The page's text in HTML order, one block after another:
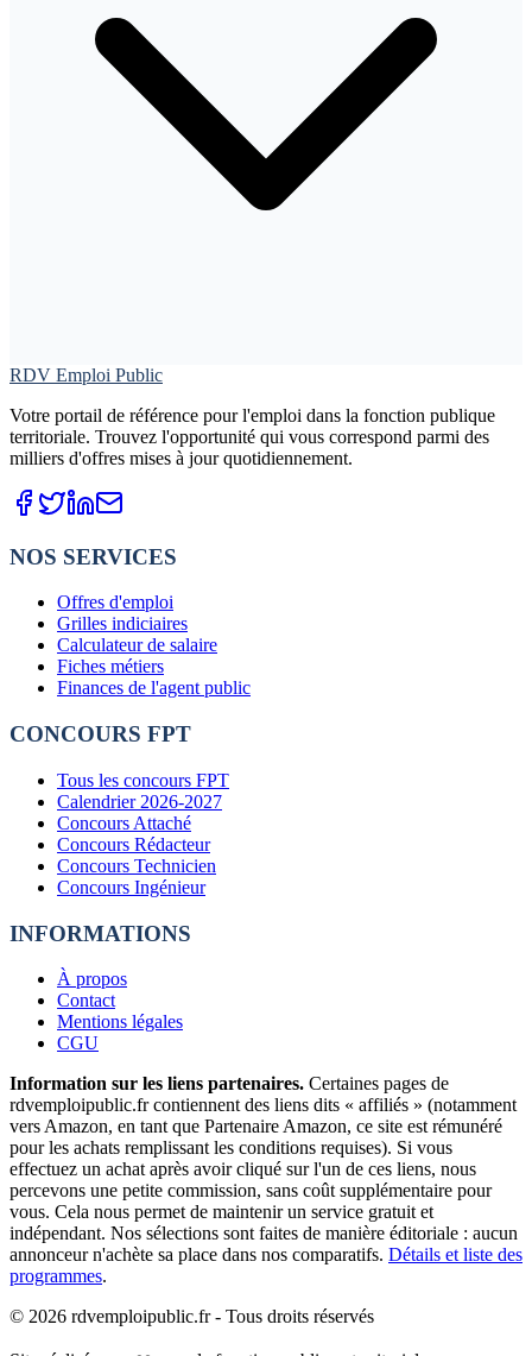
RDV Emploi Public
Votre portail de référence pour l'emploi dans la fonction publique
territoriale. Trouvez l'opportunité qui vous correspond parmi des
milliers d'offres mises à jour quotidiennement.
NOS SERVICES
Offres d'emploi
Grilles indiciaires
Calculateur de salaire
Fiches métiers
Finances de l'agent public
CONCOURS FPT
Tous les concours FPT
Calendrier 2026-2027
Concours Attaché
Concours Rédacteur
Concours Technicien
Concours Ingénieur
INFORMATIONS
À propos
Contact
Mentions légales
CGU
Information sur les liens partenaires. Certaines pages de
rdvemploipublic.fr contiennent des liens dits « affiliés » (notamment
vers Amazon, en tant que Partenaire Amazon, ce site est rémunéré
pour les achats remplissant les conditions requises). Si vous
effectuez un achat après avoir cliqué sur l'un de ces liens, nous
percevons une petite commission, sans coût supplémentaire pour
vous. Cela nous permet de maintenir un service gratuit et
indépendant. Nos sélections sont faites de manière éditoriale : aucun
annonceur n'achète sa place dans nos comparatifs. Détails et liste des
programmes.
© 2026 rdvemploipublic.fr - Tous droits réservés